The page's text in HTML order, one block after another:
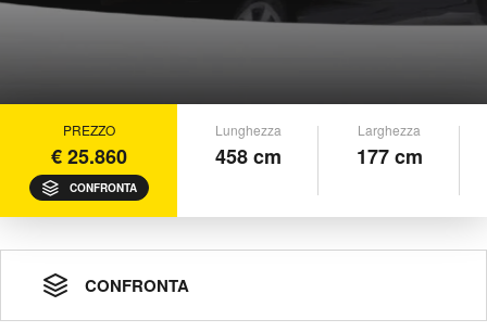
PREZZO
€ 25.860
CONFRONTA
Lunghezza
458 cm
Larghezza
177 cm
CONFRONTA